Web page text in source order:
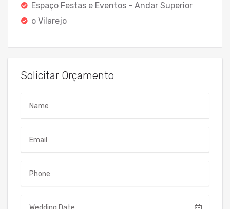
Espaço Festas e Eventos - Andar Superior
o Vilarejo
Solicitar Orçamento
Name
Email
Telefone
Data do Evento